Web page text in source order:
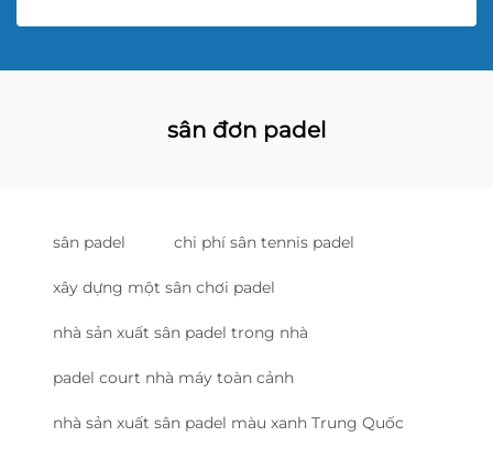
sân đơn padel
sân padel chi phí sân tennis padel
xây dựng một sân chơi padel
nhà sản xuất sân padel trong nhà
padel court nhà máy toàn cảnh
nhà sản xuất sân padel màu xanh Trung Quốc